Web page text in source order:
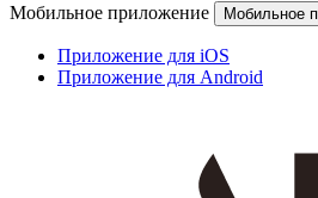
Мобильное приложение Мобильное
Приложение для iOS
Приложение для Android